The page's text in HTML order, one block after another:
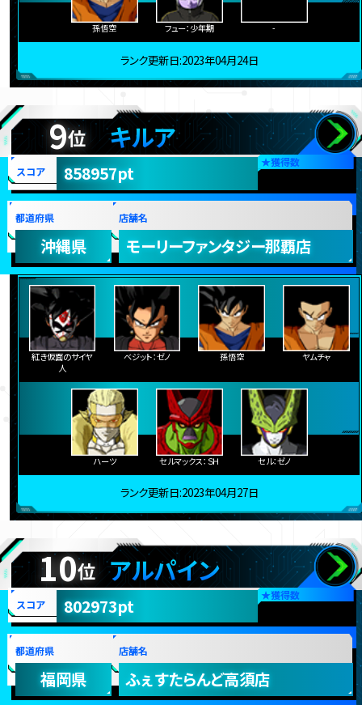
孫悟空 フュー：少年期 -
ランク更新日:2023年04月24日
9位 キルア
★獲得数
スコア 858957pt
都道府県
沖縄県
店舗名
モーリーファンタジー那覇店
紅き仮面のサイヤ
人
ベジット：ゼノ 孫悟空 ヤムチャ
ハーツ セルマックス：ＳＨ セル：ゼノ
ランク更新日:2023年04月27日
10位 アルパイン
★獲得数
スコア 802973pt
都道府県
福岡県
店舗名
ふぇすたらんど高須店